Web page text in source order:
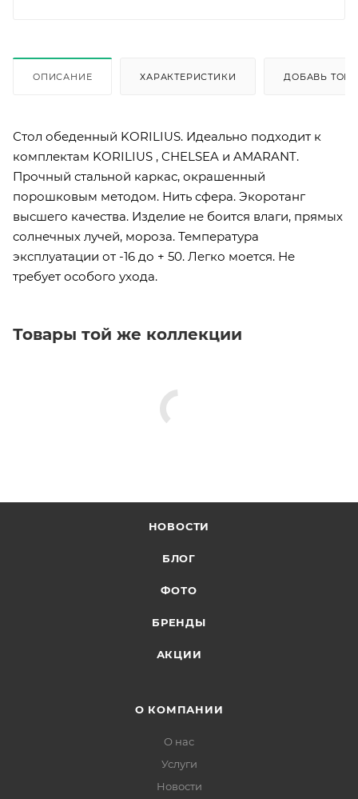
ОПИСАНИЕ ХАРАКТЕРИСТИКИ ДОБАВЬ
Стол обеденный KORILIUS. Идеально подходит к
комплектам KORILIUS , CHELSEA и AMARANT.
Прочный стальной каркас, окрашенный
порошковым методом. Нить сфера. Экоротанг
высшего качества. Изделие не боится влаги, прямых
солнечных лучей, мороза. Температура
эксплуатации от -16 до + 50. Легко моется. Не
требует особого ухода.
Товары той же коллекции
НОВОСТИ
БЛОГ
ФОТО
БРЕНДЫ
АКЦИИ
О КОМПАНИИ
О нас
Услуги
Новости